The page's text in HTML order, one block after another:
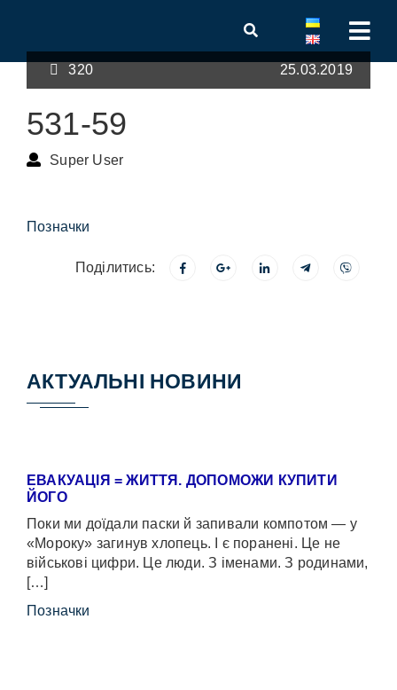
320 25.03.2019
531-59
Super User
Позначки
Поділитись:
АКТУАЛЬНІ НОВИНИ
ЕВАКУАЦІЯ = ЖИТТЯ. ДОПОМОЖИ КУПИТИ
ЙОГО
Поки ми доїдали паски й запивали компотом — у
«Мороку» загинув хлопець. І є поранені. Це не
військові цифри. Це люди. З іменами. З родинами,
[…]
Позначки